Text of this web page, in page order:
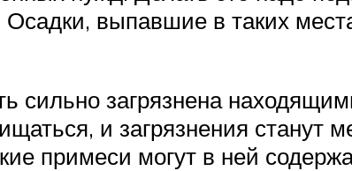
выпавшие в таких
сильно загрязнена
и загрязнения станут
примеси могут в ней